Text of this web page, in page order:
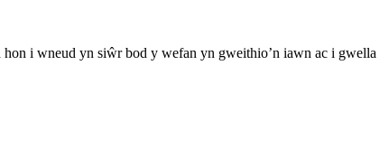
i wneud yn siŵr bod y wefan yn gweithio’n iawn ac i gwella